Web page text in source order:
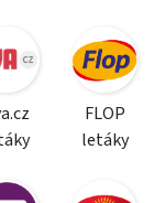
FLOP
letáky